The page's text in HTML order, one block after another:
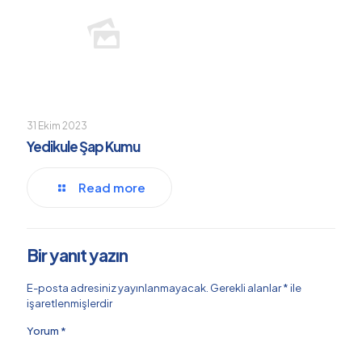
31 Ekim 2023
Yedikule Şap Kumu
Read more
Bir yanıt yazın
E-posta adresiniz yayınlanmayacak. Gerekli alanlar*ile
işaretlenmişlerdir
Yorum *